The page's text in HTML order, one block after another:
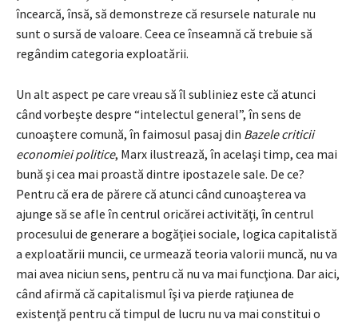
încearcă, însă, să demonstreze că resursele naturale nu
sunt o sursă de valoare. Ceea ce înseamnă că trebuie să
regândim categoria exploatării.
Un alt aspect pe care vreau să îl subliniez este că atunci
când vorbeşte despre “intelectul general”, în sens de
cunoaştere comună, în faimosul pasaj din Bazele criticii
economiei politice, Marx ilustrează, în acelaşi timp, cea mai
bună şi cea mai proastă dintre ipostazele sale. De ce?
Pentru că era de părere că atunci când cunoaşterea va
ajunge să se afle în centrul oricărei activităţi, în centrul
procesului de generare a bogăţiei sociale, logica capitalistă
a exploatării muncii, ce urmează teoria valorii muncă, nu va
mai avea niciun sens, pentru că nu va mai funcţiona. Dar aici,
când afirmă că capitalismul îşi va pierde raţiunea de
existenţă pentru că timpul de lucru nu va mai constitui o